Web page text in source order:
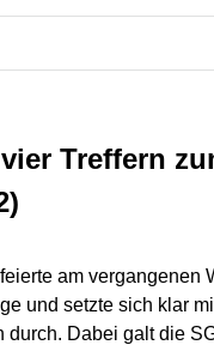
Treffern
am vergangenen
und setzte sich klar
durch. Dabei galt die